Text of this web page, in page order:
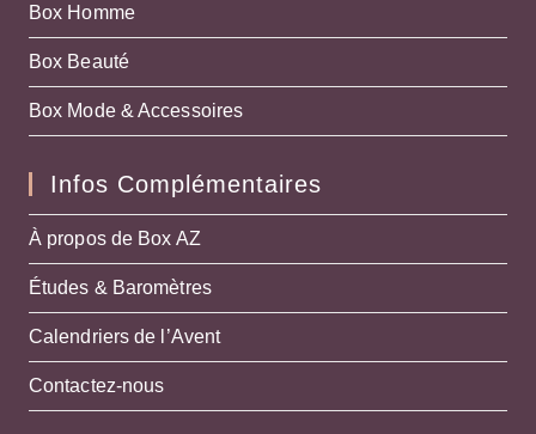
Box Homme
Box Beauté
Box Mode & Accessoires
Infos Complémentaires
À propos de Box AZ
Études & Baromètres
Calendriers de l’Avent
Contactez-nous